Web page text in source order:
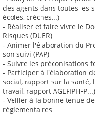
des agents dans toutes les
écoles, crèches...)
- Réaliser et faire vivre le
Risques (DUER)
- Animer l'élaboration du
son suivi (PAP)
- Suivre les préconisations
- Participer à l'élaboration
social, rapport sur la santé,
travail, rapport AGEFIPHFP...)
- Veiller à la bonne tenue
réglementaires